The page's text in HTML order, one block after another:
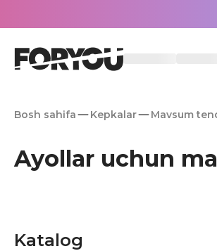
Bosh sahifa Kepkalar Mavsum
Ayollar uchun
Katalog